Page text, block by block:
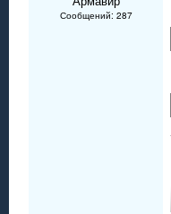
Сообщений: 287